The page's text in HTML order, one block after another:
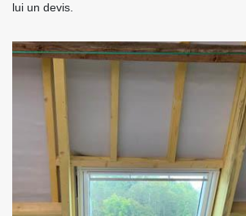
lui un devis.